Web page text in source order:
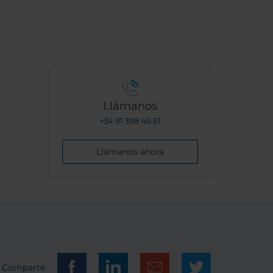
Llámanos
+34 91 398 46 61
Llámanos ahora
Comparte